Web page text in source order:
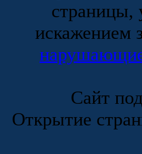
страницы,
искажением
нарушающие
Сайт
Открытие